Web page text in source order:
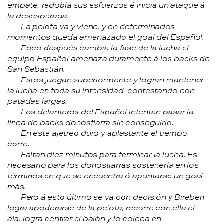
empate, redobla sus esfuerzos é inicia un ataque á
la desesperada.
La pelota va y viene, y en determinados
momentos queda amenazado el goal del Español.
Poco después cambia la fase de la lucha el
equipo Español amenaza duramente á los backs de
San Sebastián.
Estos juegan superiormente y logran mantener
la lucha en toda su intensidad, contestando con
patadas largas.
Los delanteros del Español intentan pasar la
linea de backs donostiarra sin conseguirlo.
En este ajetreo duro y aplastante el tiempo
corre.
Faltan diez minutos para terminar la lucha. Es
necesario para los donostiarras sostenerla en los
términos en que se encuentra ó apuntarse un goal
más.
Pero á esto último se va con decisión y Bireben
logra apoderarse de la pelota, recorre con ella el
ala, logra centrar el balón y lo coloca en